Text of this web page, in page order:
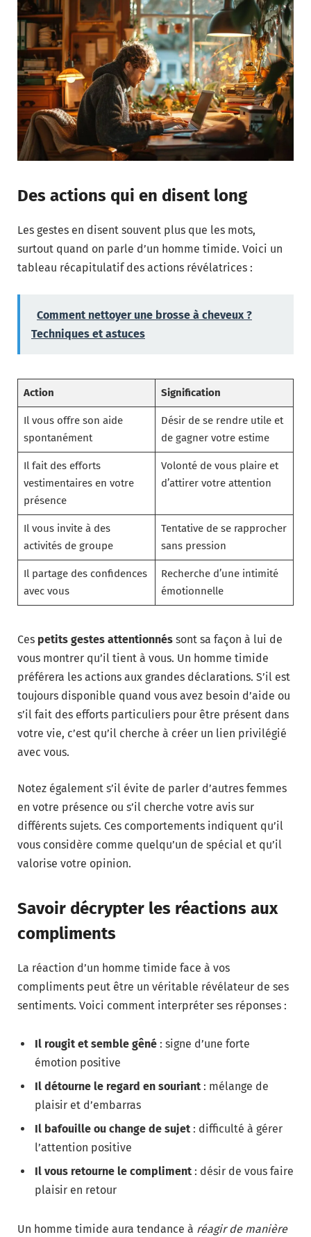
Des actions qui en disent long
Les gestes en disent souvent plus que les mots,
surtout quand on parle d’un homme timide. Voici un
tableau récapitulatif des actions révélatrices :
Comment nettoyer une brosse à cheveux ?
Techniques et astuces
Action Signification
Il vous offre son aide
spontanément
Désir de se rendre utile et
de gagner votre estime
Il fait des efforts
vestimentaires en votre
présence
Volonté de vous plaire et
d’attirer votre attention
Il vous invite à des
activités de groupe
Tentative de se rapprocher
sans pression
Il partage des confidences
avec vous
Recherche d’une intimité
émotionnelle
Ces petits gestes attentionnés sont sa façon à lui de
vous montrer qu’il tient à vous. Un homme timide
préférera les actions aux grandes déclarations. S’il est
toujours disponible quand vous avez besoin d’aide ou
s’il fait des efforts particuliers pour être présent dans
votre vie, c’est qu’il cherche à créer un lien privilégié
avec vous.
Notez également s’il évite de parler d’autres femmes
en votre présence ou s’il cherche votre avis sur
différents sujets. Ces comportements indiquent qu’il
vous considère comme quelqu’un de spécial et qu’il
valorise votre opinion.
Savoir décrypter les réactions aux
compliments
La réaction d’un homme timide face à vos
compliments peut être un véritable révélateur de ses
sentiments. Voici comment interpréter ses réponses :
Il rougit et semble gêné : signe d’une forte
émotion positive
Il détourne le regard en souriant : mélange de
plaisir et d’embarras
Il bafouille ou change de sujet : difficulté à gérer
l’attention positive
Il vous retourne le compliment : désir de vous faire
plaisir en retour
Un homme timide aura tendance à réagir de manière